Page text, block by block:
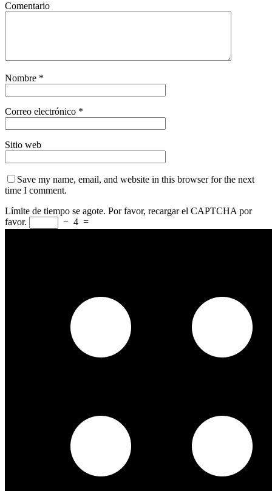
Comentario
Nombre *
Correo electrónico *
Sitio web
Save my name, email, and website in this browser for the next
time I comment.
Límite de tiempo se agote. Por favor, recargar el CAPTCHA por
favor.
− 4 =